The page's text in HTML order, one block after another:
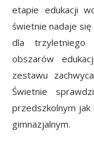
etapie edukacji
świetnie nadaje
dla trzyletniego
obszarów
zestawu
Świetnie
przedszkolnym
gimnazjalnym.